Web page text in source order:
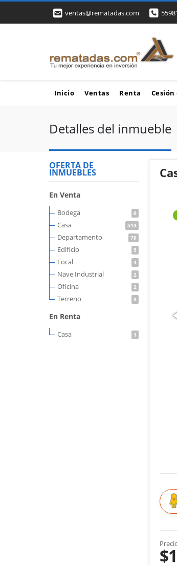
ventas@rematadas.com
Inicio Ventas Renta
Detalles del inmueble
OFERTA DE
INMUEBLES
En Venta
Bodega 6
Casa 513
Departamento 79
Edificio 5
Local 4
Nave Industrial 2
Oficina 2
Terreno 8
En Renta
Casa 1